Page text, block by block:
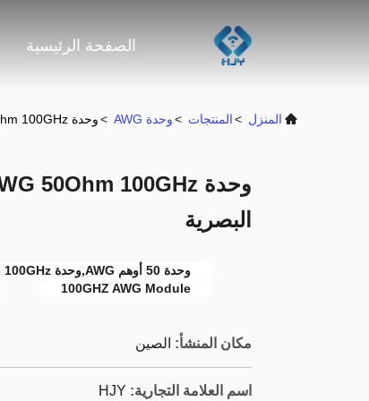
الصفحة الرئيسية
المنزل >المنتجات >وحدة AWG >وحدة AWG 50Ohm 100GHz وحدة DWDM AAWG للشبكات البصرية
البصرية
وحدة 50 أوهم AWG,وحدة AWG 100GHz,شبكة بصرية DWDM AAWG MODULE
100GHZ AWG Module
مكان المنشأ: الصين
اسم العلامة التجارية: HJY